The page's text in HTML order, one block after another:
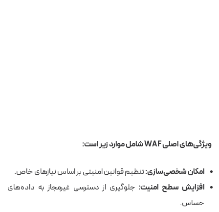
ویژگی‌های اصلی WAF شامل موارد زیر است:
امکان شخصی‌سازی:تنظیم قوانین امنیتی بر اساس نیازهای خاص.
افزایش سطح امنیت: جلوگیری از دسترسی غیرمجاز به داده‌های
حساس.